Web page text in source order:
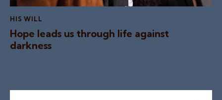
HIS WILL
Hope leads us through life against
darkness